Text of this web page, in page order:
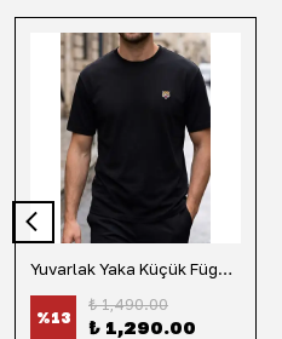
Yuvarlak Yaka Küçük Fügür Detaylı Tişört-Siyah
%13
₺ 1,490.00
₺ 1,290.00